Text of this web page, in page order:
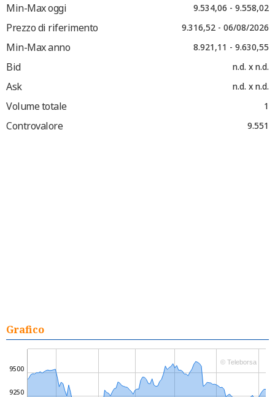
Min-Max oggi 9.534,06 - 9.558,02
Prezzo di riferimento 9.316,52 - 06/08/2026
Min-Max anno 8.921,11 - 9.630,55
Bid n.d. x n.d.
Ask n.d. x n.d.
Volume totale 1
Controvalore 9.551
Grafico
9250
9500
© Teleborsa